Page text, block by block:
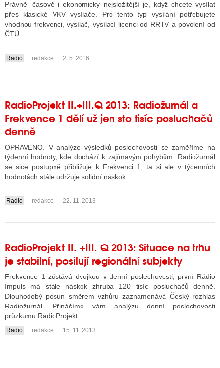
Právně, časově i ekonomicky nejsložitější je, když chcete vysílat
přes klasické VKV vysílače. Pro tento typ vysílání potřebujete
vhodnou frekvenci, vysílač, vysílací licenci od RRTV a povolení od
ČTÚ.
....
Radio redakce 2. 5. 2016
RadioProjekt II.+III.Q 2013: Radiožurnál a
Frekvence 1 dělí už jen sto tisíc posluchačů
denně
OPRAVENO. V analýze výsledků poslechovosti se zaměříme na
týdenní hodnoty, kde dochází k zajímavým pohybům. Radiožurnál
se sice postupně přibližuje k Frekvenci 1, ta si ale v týdenních
hodnotách stále udržuje solidní náskok.
....
Radio redakce 22. 11. 2013
RadioProjekt II. +III. Q 2013: Situace na trhu
je stabilní, posilují regionální subjekty
Frekvence 1 zůstává dvojkou v denní poslechovosti, první Rádio
Impuls má stále náskok zhruba 120 tisíc posluchačů denně.
Dlouhodobý posun směrem vzhůru zaznamenává Český rozhlas
Radiožurnál. Přinášíme vám analýzu denní poslechovosti
průzkumu RadioProjekt.
....
Radio redakce 15. 11. 2013